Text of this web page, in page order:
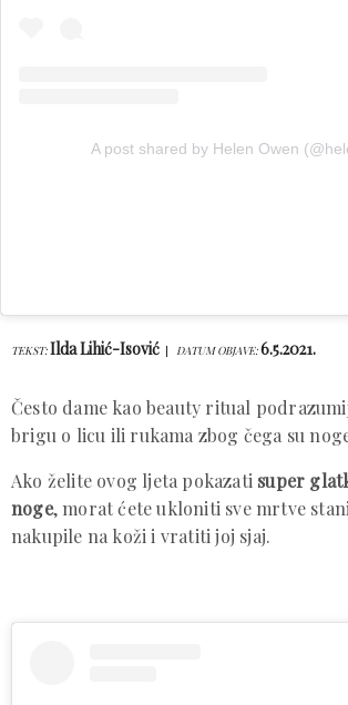
A post shared by Helen Owen
TEKST:Ilda Lihić-Isović DATUM OBJAVE:6.5.2021.
Često dame kao beauty ritual
brigu o licu ili rukama zbog čega su
Ako želite ovog ljeta pokazati super
noge, morat ćete ukloniti sve mrtve
nakupile na koži i vratiti joj sjaj.